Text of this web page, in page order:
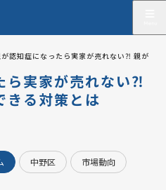
認知症になったら実家が売れない⁈ 親が元
ら実家が売れない⁈
きる対策とは
中野区 市場動向